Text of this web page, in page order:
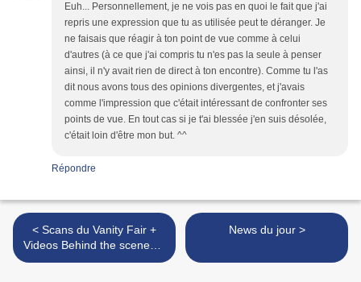
Euh... Personnellement, je ne vois pas en quoi le fait que j'ai
repris une expression que tu as utilisée peut te déranger. Je
ne faisais que réagir à ton point de vue comme à celui
d'autres (à ce que j'ai compris tu n'es pas la seule à penser
ainsi, il n'y avait rien de direct à ton encontre). Comme tu l'as
dit nous avons tous des opinions divergentes, et j'avais
comme l'impression que c'était intéressant de confronter ses
points de vue. En tout cas si je t'ai blessée j'en suis désolée,
c'était loin d'être mon but. ^^
Répondre
< Scans du Vanity Fair +
Videos Behind the scenes +
Screencaps
News du jour >